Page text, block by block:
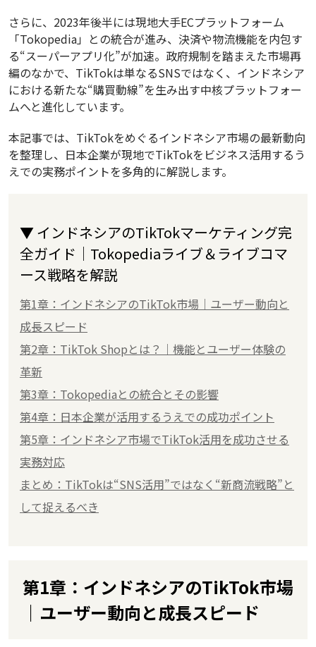
さらに、2023年後半には現地大手ECプラットフォーム
「Tokopedia」との統合が進み、決済や物流機能を内包す
る“スーパーアプリ化”が加速。政府規制を踏まえた市場再
編のなかで、TikTokは単なるSNSではなく、インドネシア
における新たな“購買動線”を生み出す中核プラットフォー
ムへと進化しています。
本記事では、TikTokをめぐるインドネシア市場の最新動向
を整理し、日本企業が現地でTikTokをビジネス活用するう
えでの実務ポイントを多角的に解説します。
▼ インドネシアのTikTokマーケティング完
全ガイド｜Tokopediaライブ＆ライブコマ
ース戦略を解説
第1章：インドネシアのTikTok市場｜ユーザー動向と
成長スピード
第2章：TikTok Shopとは？｜機能とユーザー体験の
革新
第3章：Tokopediaとの統合とその影響
第4章：日本企業が活用するうえでの成功ポイント
第5章：インドネシア市場でTikTok活用を成功させる
実務対応
まとめ：TikTokは“SNS活用”ではなく“新商流戦略”と
して捉えるべき
第1章：インドネシアのTikTok市場
｜ユーザー動向と成長スピード